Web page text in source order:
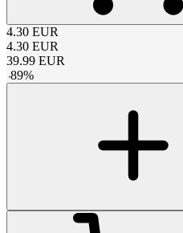
4.30 EUR
4.30 EUR
39.99 EUR
-89%